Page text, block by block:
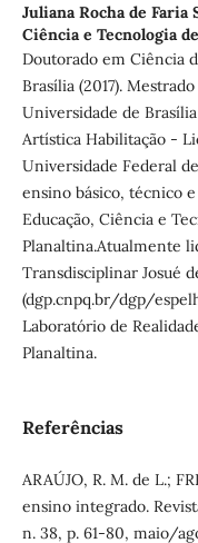
Juliana Rocha de Faria
Ciência e Tecnologia
Doutorado em Ciência
Brasília (2017).
Universidade de
Artística Habilitação -
Universidade Federal
ensino básico, técnico
Educação, Ciência e
Planaltina.Atualmente
Transdisciplinar Josué
(dgp.cnpq.br/dgp/
Laboratório de
Planaltina.
Referências
ARAÚJO, R. M. de L.;
ensino integrado.
n. 38, p. 61-80, maio/